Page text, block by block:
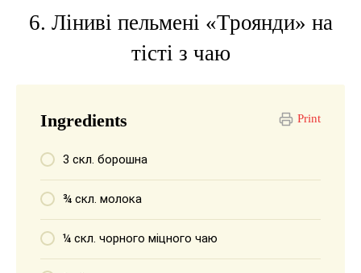
6. Ліниві пельмені «Троянди» на
тісті з чаю
Print
Ingredients
3 скл. борошна
¾ скл. молока
¼ скл. чорного міцного чаю